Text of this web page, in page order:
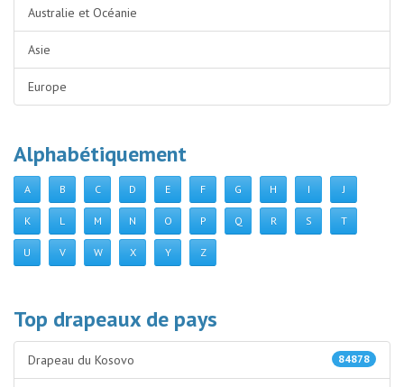
Australie et Océanie
Asie
Europe
Alphabétiquement
A B C D E F G H I J
K L M N O P Q R S T
U V W X Y Z
Top drapeaux de pays
84878
Drapeau du Kosovo